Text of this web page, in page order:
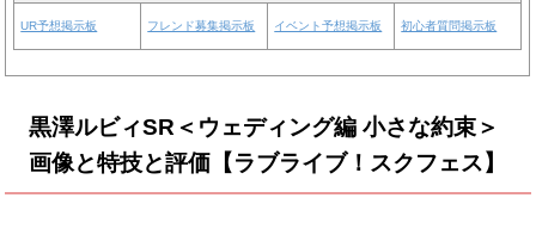
UR予想掲示板 フレンド募集掲示板 イベント予想掲示板 初心者質問掲示板
黒澤ルビィSR＜ウェディング編 小さな約束＞
画像と特技と評価【ラブライブ！スクフェス】